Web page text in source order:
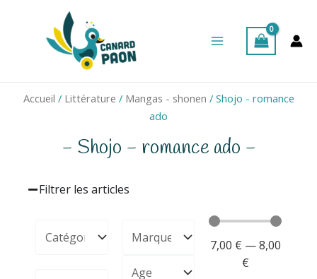
Menu
Accueil / Littérature / Mangas - shonen / Shojo - romance
ado
- Shojo - romance ado -
Filtrer les articles
7,00 € —8,00
€